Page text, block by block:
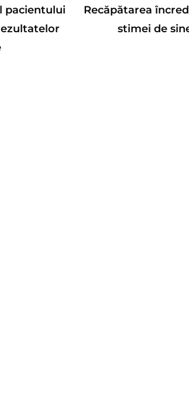
pacientului
Recăpătarea
stimei de